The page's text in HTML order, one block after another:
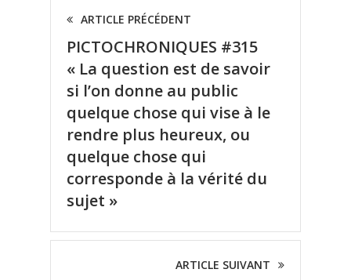
ARTICLE PRÉCÉDENT
PICTOCHRONIQUES #315
« La question est de savoir
si l’on donne au public
quelque chose qui vise à le
rendre plus heureux, ou
quelque chose qui
corresponde à la vérité du
sujet »
ARTICLE SUIVANT